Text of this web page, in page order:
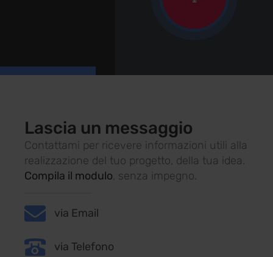
Lascia un messaggio
Contattami per ricevere informazioni utili alla
realizzazione del tuo progetto, della tua idea.
Compila il modulo, senza impegno.
via Email
via Telefono